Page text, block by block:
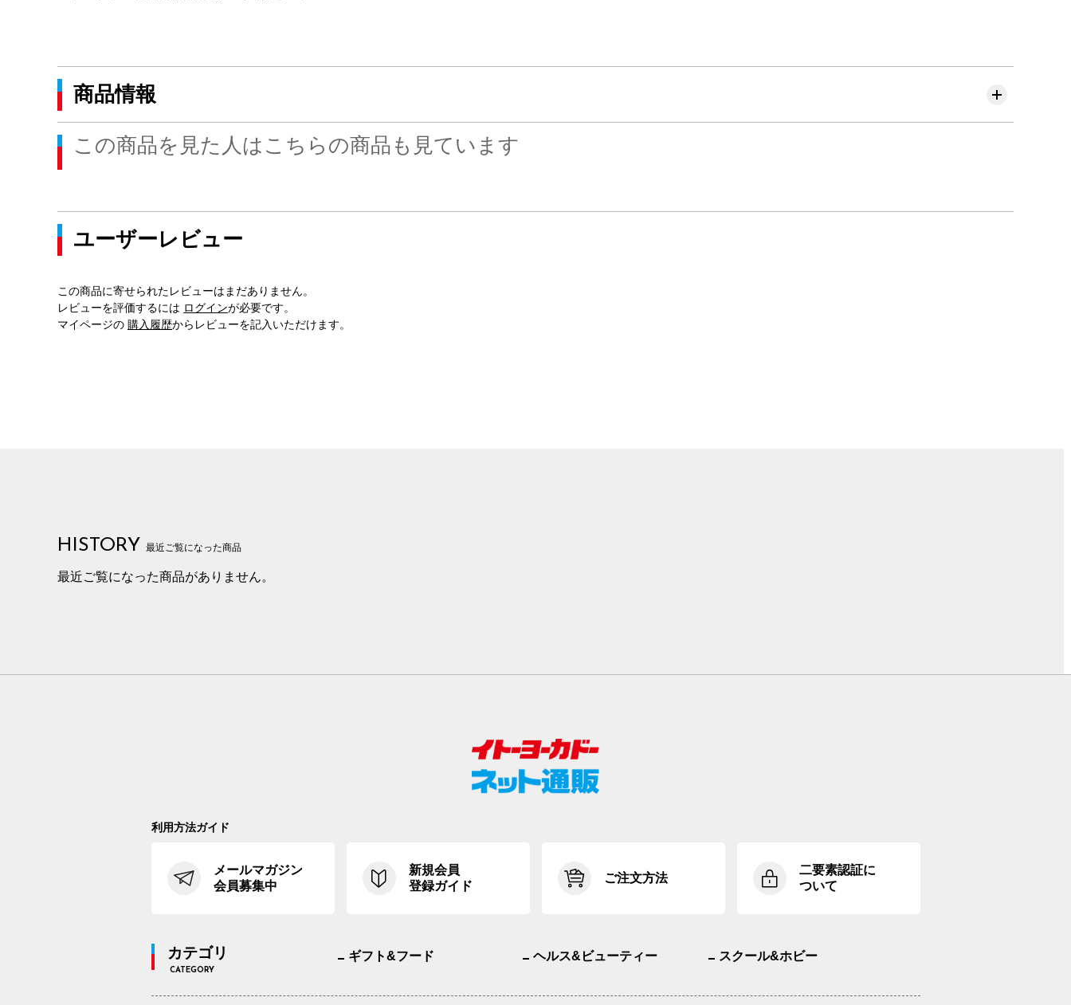
商品情報
この商品を見た人はこちらの商品も見ています
ユーザーレビュー
この商品に寄せられたレビューはまだありません。
レビューを評価するには ログインが必要です。
マイページの 購入履歴からレビューを記入いただけます。
HISTORY 最近ご覧になった商品
最近ご覧になった商品がありません。
利用方法ガイド
メールマガジン
会員募集中
新規会員
登録ガイド
ご注文方法
二要素認証に
ついて
カテゴリ
CATEGORY
ギフト&フード ヘルス&ビューティー スクール&ホビー